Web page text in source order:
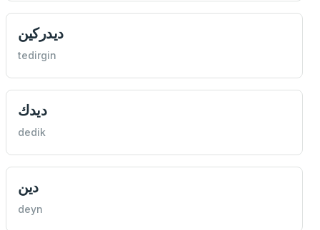
ديدركين
tedirgin
ديدك
dedik
دين
deyn